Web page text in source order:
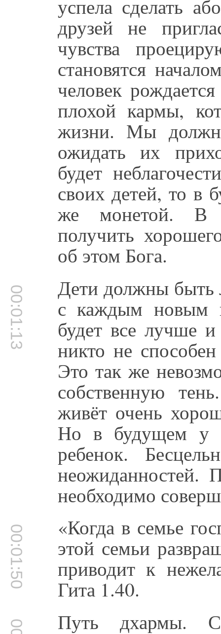
успела сделать
друзей не
чувства
становятся
человек
плохой кармы,
жизни. Мы
ожидать их
будет
своих детей, то в
же монетой. В
получить
об этом Бога.
00:01:13 Дети должны быть
с каждым новым
будет все лучше
никто не
Это так же
собственную
живёт очень
Но в будущем у
ребенок.
неожиданностей.
необходимо
00:01:50 «Когда в семье
этой семьи
приводит к
Гита 1.40.
Путь дхармы.